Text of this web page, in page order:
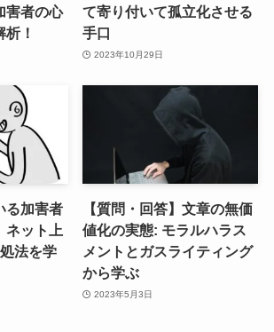
害者の心
！
て寄り付いて孤立化させる
手口
2023年10月29日
る加害者
ット上
法を学
【質問・回答】文章の無価
値化の実態: モラルハラス
メントとガスライティング
から学ぶ
2023年5月3日